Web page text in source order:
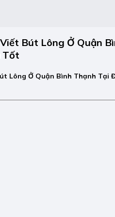
Bút Lông Ở Quận
Tốt
Lông Ở Quận Bình Thạnh Tại